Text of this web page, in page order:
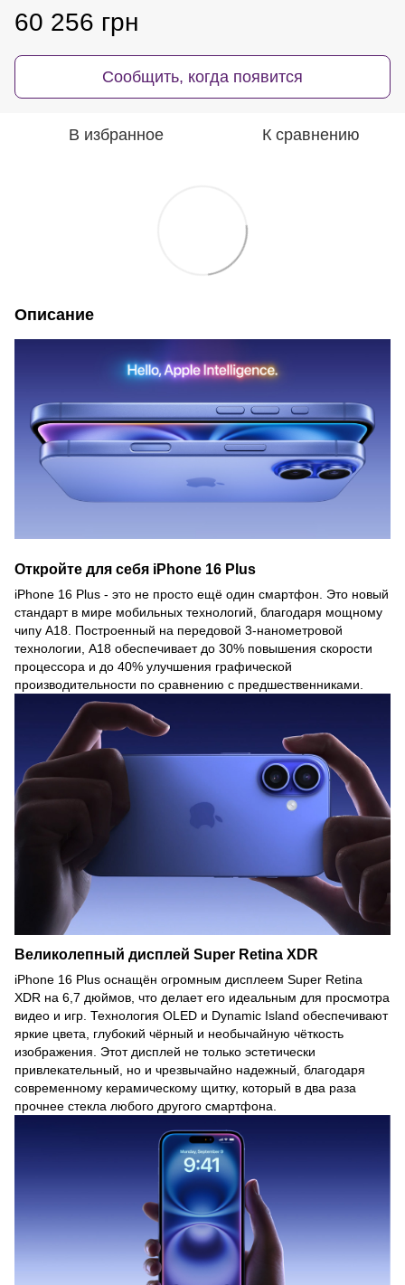
60 256 грн
Сообщить, когда появится
В избранное К сравнению
Описание
Откройте для себя iPhone 16 Plus
iPhone 16 Plus - это не просто ещё один смартфон. Это новый
стандарт в мире мобильных технологий, благодаря мощному
чипу A18. Построенный на передовой 3-нанометровой
технологии, A18 обеспечивает до 30% повышения скорости
процессора и до 40% улучшения графической
производительности по сравнению с предшественниками.
Великолепный дисплей Super Retina XDR
iPhone 16 Plus оснащён огромным дисплеем Super Retina
XDR на 6,7 дюймов, что делает его идеальным для просмотра
видео и игр. Технология OLED и Dynamic Island обеспечивают
яркие цвета, глубокий чёрный и необычайную чёткость
изображения. Этот дисплей не только эстетически
привлекательный, но и чрезвычайно надежный, благодаря
современному керамическому щитку, который в два раза
прочнее стекла любого другого смартфона.